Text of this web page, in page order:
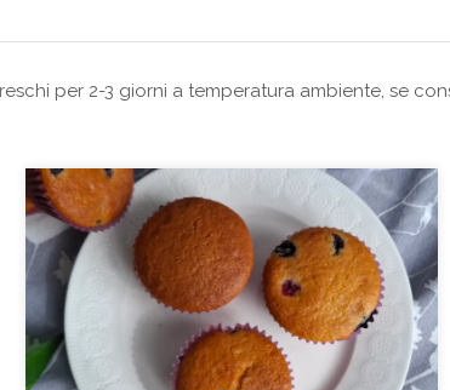
per 2-3 giorni a temperatura ambiente, se